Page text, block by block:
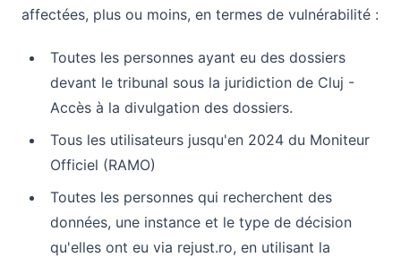
affectées, plus ou moins, en termes de vulnérabilité :
Toutes les personnes ayant eu des dossiers
devant le tribunal sous la juridiction de Cluj -
Accès à la divulgation des dossiers.
Tous les utilisateurs jusqu'en 2024 du Moniteur
Officiel (RAMO)
Toutes les personnes qui recherchent des
données, une instance et le type de décision
qu'elles ont eu via rejust.ro, en utilisant la